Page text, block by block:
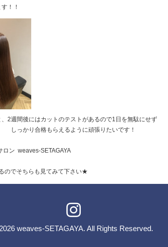
！！
、2週間後にはカットのテストがあるので1日を無駄にせず
しっかり合格もらえるように頑張りたいです！
ン weaves-SETAGAYA
のでそちらも見てみて下さい★
weaves-SETAGAYA. All Rights Reserved.